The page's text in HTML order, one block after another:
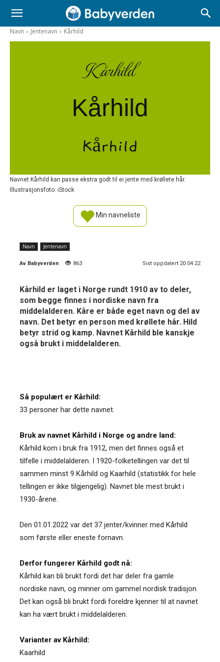
Navn Jentenavn Kårhild
Kårhild
Kårhild
Kårhild
Navnet Kårhild kan passe ekstra godt til ei jente med krøllete hår.
Illustrasjonsfoto: iStock
Min navneliste
Navn Jentenavn
Av Babyverden 863 Sist oppdatert 20.04.22
Kårhild er laget i Norge rundt 1910 av to deler,
som begge finnes i nordiske navn fra
middelalderen. Kåre er både eget navn og del av
navn. Det betyr en person med krøllete hår. Hild
betyr strid og kamp. Navnet Kårhild ble kanskje
også brukt i middelalderen.
Så populært er Kårhild:
33 personer har dette navnet.
Bruk av navnet Kårhild i Norge og andre land:
Kårhild kom i bruk fra 1912, men det finnes også et
tilfelle i middelalderen. I 1920-folketellingen var det til
sammen minst 9 Kårhild og Kaarhild (statistikk for hele
tellingen er ikke tilgjengelig). Navnet ble mest brukt i
1930-årene.
Den 01.01.2022 var det 37 jenter/kvinner med Kårhild
som første eller eneste fornavn.
Derfor fungerer Kårhild godt nå:
Kårhild kan bli brukt fordi det har deler fra gamle
nordiske navn, og minner om gammel nordisk tradisjon.
Det kan også bli brukt fordi foreldre kjenner til at navnet
kan ha vært brukt i middelalderen.
Varianter av Kårhild:
Kaarhild